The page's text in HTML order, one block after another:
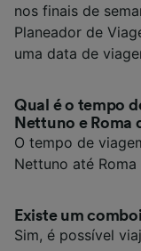
nos finais de
Planeador de
uma data de
Qual é o tempo
Nettuno e Roma
O tempo de
Nettuno até
Existe um
Sim, é possível